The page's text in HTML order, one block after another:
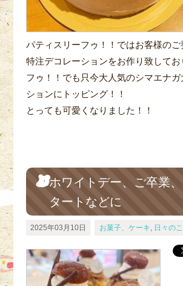
パティスリーフゥ！！ではお客様のご
特注デコレーションをお作り致してお
フゥ！！でも只今大人気のシマエナ
ションにトッピング！！
とっても可愛くなりました！！
ホワイトデー、ご卒業
タートなどに
2025年03月10日 お菓子、ケーキ 日々の